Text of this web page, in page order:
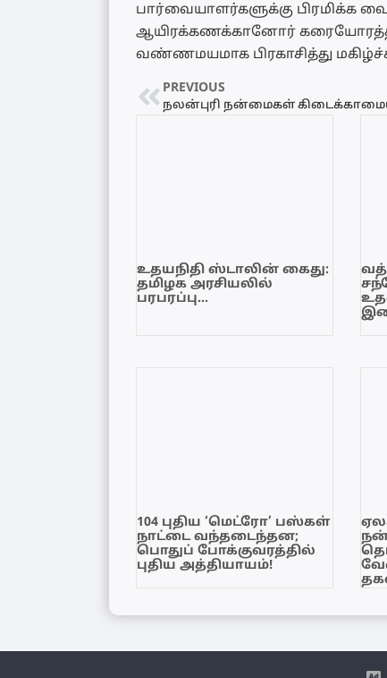
பார்வையாளர்களுக்கு பிரமிக்க
ஆயிரக்கணக்கானோர்
வண்ணமயமாக பிரகாசித்து
PREVIOUS
உதயநிதி ஸ்டாலின் கைது:
தமிழக அரசியலில்
பரபரப்பு…
104 புதிய ‘மெட்ரோ’ பஸ்கள்
நாட்டை வந்தடைந்தன;
பொதுப் போக்குவரத்தில்
புதிய அத்தியாயம்!